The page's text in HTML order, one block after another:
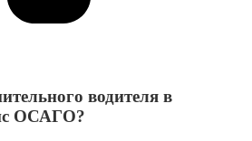
водителя в
ОСАГО?